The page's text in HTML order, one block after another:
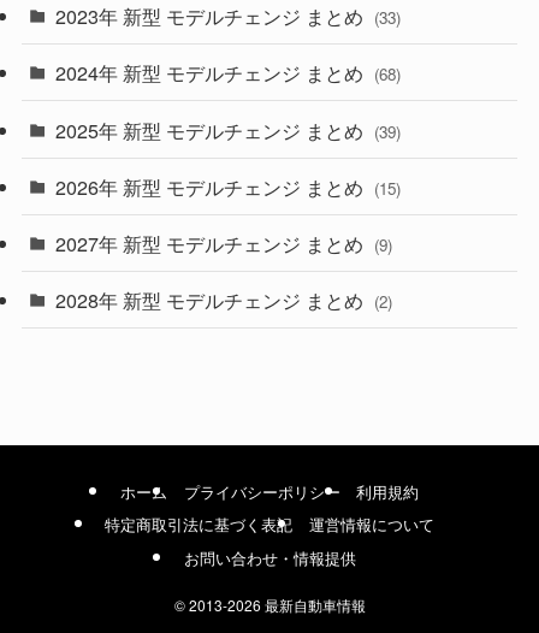
(22)
(4)
(9)
(4)
(1)
2023年 新型 モデルチェンジ まとめ (33)
2024年 新型 モデルチェンジ まとめ (68)
2025年 新型 モデルチェンジ まとめ (39)
2026年 新型 モデルチェンジ まとめ (15)
2027年 新型 モデルチェンジ まとめ (9)
2028年 新型 モデルチェンジ まとめ (2)
ホーム プライバシーポリシー
利用規約
特定商取引法に基づく表記
運営情報について
お問い合わせ・情報提供
©2013-2026 最新自動車情報